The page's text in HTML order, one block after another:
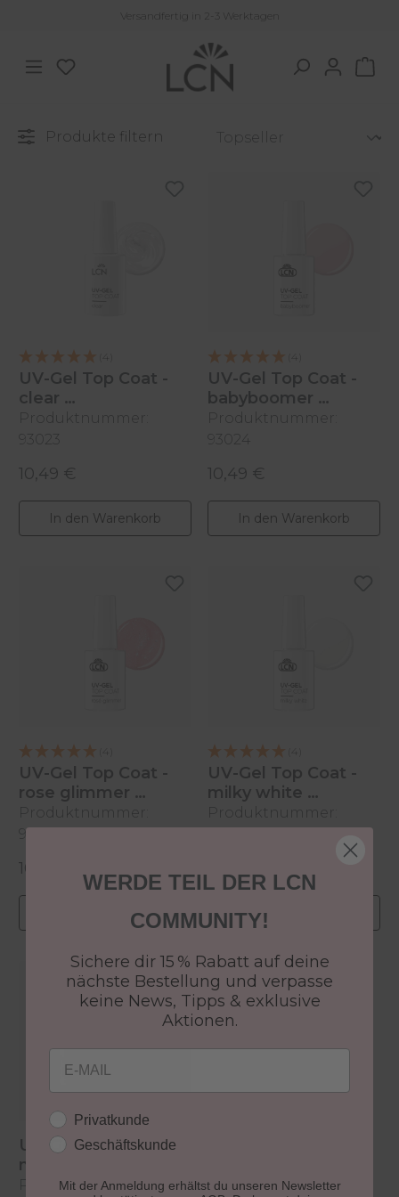
Zum Hauptinhalt springenVersandfertig in 2-3 Werktagen
Du hast 0 Produkte auf dem Merkzettel
Produkte filtern
(4)
UV-Gel Top Coat -
clear
10ml
Produktnummer:
93023
Regulärer Preis:
10,49 €
In den Warenkorb
(4)
UV-Gel Top Coat -
babyboomer
10ml
Produktnummer:
93024
Regulärer Preis:
10,49 €
In den Warenkorb
(4)
UV-Gel Top Coat -
rose glimmer
Produktnummer:
93025
Regulärer Preis:
10,49 €
In den Warenkorb
(4)
UV-Gel Top Coat -
milky white
Produktnummer:
Regulärer Preis:
In den Warenkorb
UV-Gel Top Coat -
matt
Produktnummer:
WERDE TEIL DER LCN
COMMUNITY!
Sichere dir 15 % Rabatt auf deine
nächste Bestellung und verpasse
keine News, Tipps & exklusive
Aktionen.
Email
Kundengruppe
Privatkunde
Geschäftskunde
Mit der Anmeldung erhältst du unseren Newsletter